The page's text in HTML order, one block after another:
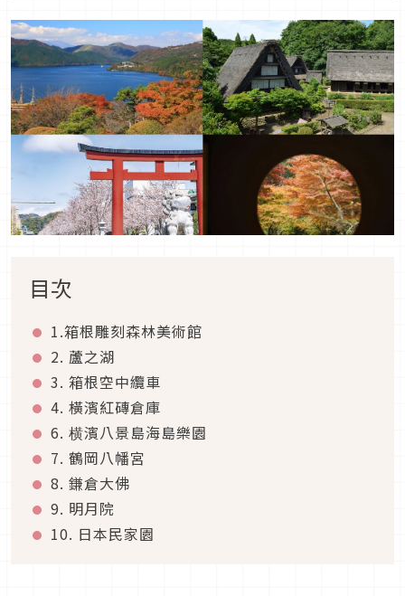
目次
1.箱根雕刻森林美術館
2. 蘆之湖
3. 箱根空中纜車
4. 橫濱紅磚倉庫
6. 横濱八景島海島樂園
7. 鶴岡八幡宮
8. 鎌倉大佛
9. 明月院
10. 日本民家園